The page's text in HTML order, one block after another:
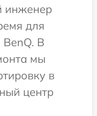
инженер
для
BenQ. В
мы
в
центр